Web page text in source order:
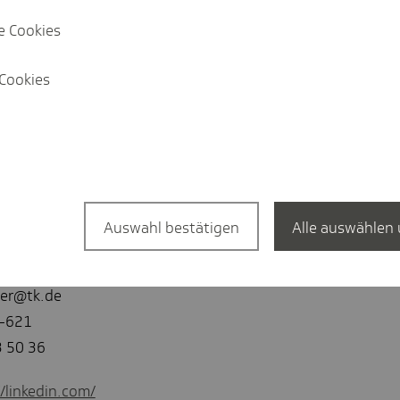
Versicherte (Stand Oktober 2025).
621
50 36
Cookies
Auswahl bestätigen Alle auswählen